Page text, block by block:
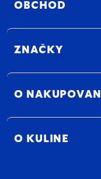
OBCHOD
ZNAČKY
O NAKUPOVANÍ
O KULINE